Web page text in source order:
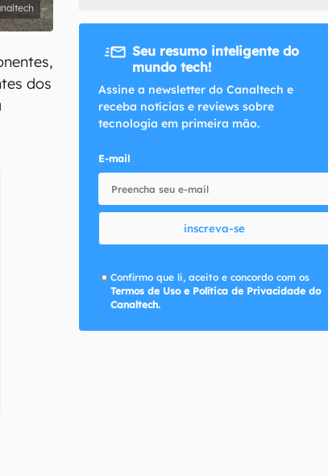
dos
Seu resumo inteligente do
mundo tech!
Assine a newsletter do Canaltech e
receba notícias e reviews sobre
tecnologia em primeira mão.
E-mail
inscreva-se
Confirmo que li, aceito e concordo com os
Termos de Uso e Política de Privacidade do
Canaltech.